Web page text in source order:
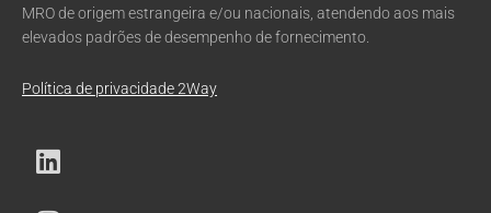
MRO de origem estrangeira e/ou nacionais, atendendo aos mais
elevados padrões de desempenho de fornecimento.
Política de privacidade 2Way